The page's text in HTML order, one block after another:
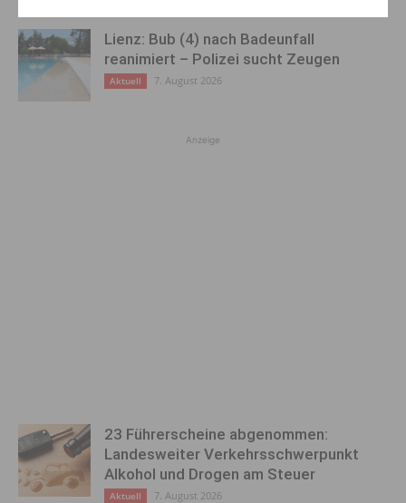
Lienz: Bub (4) nach Badeunfall
reanimiert – Polizei sucht Zeugen
Aktuell 7. August 2026
Anzeige
23 Führerscheine abgenommen:
Landesweiter Verkehrsschwerpunkt
Alkohol und Drogen am Steuer
Aktuell 7. August 2026